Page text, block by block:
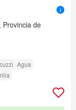
Provincia de
Agua